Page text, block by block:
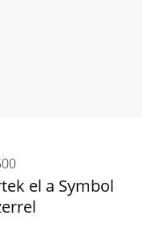
el a Symbol